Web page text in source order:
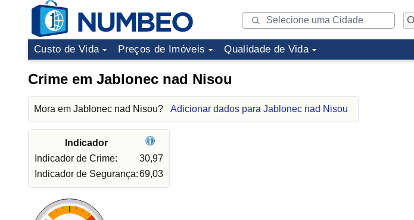
Custo de Vida Preços de Imóveis Qualidade de Vida
Crime em Jablonec nad Nisou
Mora em Jablonec nad Nisou? Adicionar dados para Jablonec nad Nisou
Indicador
Indicador de Crime:
30,97
Indicador de Segurança:69,03